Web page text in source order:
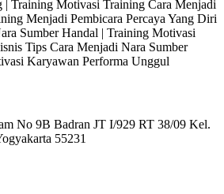
| Training Motivasi Training Cara Menjadi
Menjadi Pembicara Percaya Yang Diri
Sumber Handal | Training Motivasi
Tips Cara Menjadi Nara Sumber
Karyawan Performa Unggul
No 9B Badran JT I/929 RT 38/09 Kel.
55231